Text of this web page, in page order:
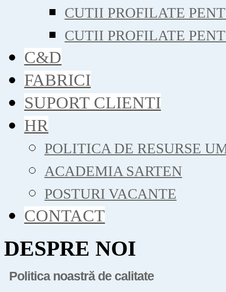
CUTII PROFILATE
CUTII PROFILATE
C&D
FABRICI
SUPORT CLIENTI
HR
POLITICA DE RESURSE
ACADEMIA SARTEN
POSTURI VACANTE
CONTACT
DESPRE NOI
Politica noastră de calitate